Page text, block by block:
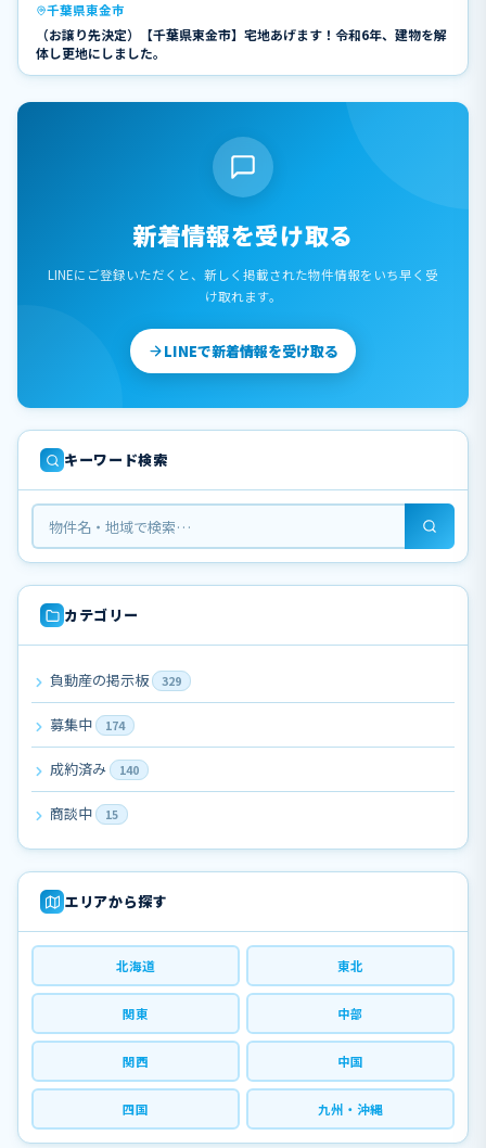
千葉県東金市
（お譲り先決定）【千葉県東金市】宅地あげます！令和6年、建物を解
体し更地にしました。
新着情報を受け取る
LINEにご登録いただくと、新しく掲載された物件情報をいち早く受
け取れます。
LINEで新着情報を受け取る
キーワード検索
カテゴリー
負動産の掲示板 329
募集中 174
成約済み 140
商談中 15
エリアから探す
北海道 東北
関東 中部
関西 中国
四国 九州・沖縄